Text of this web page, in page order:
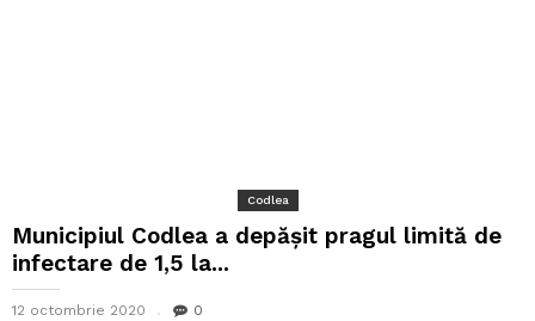
Codlea
Municipiul Codlea a depășit pragul limită de
infectare de 1,5 la...
12 octombrie 2020 0